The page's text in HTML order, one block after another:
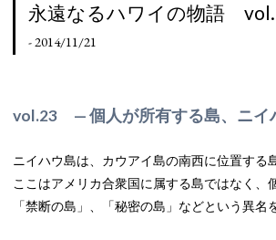
永遠なるハワイの物語
- 2014/11/21
vol.23 — 個人が所有する島、ニイ
ニイハウ島は、カウアイ島の南西に位置する
ここはアメリカ合衆国に属する島ではなく、
「禁断の島」、「秘密の島」などという異名